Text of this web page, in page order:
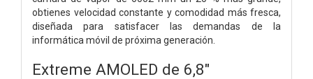
obtienes velocidad constante y comodidad más fresca,
diseñada para satisfacer las demandas de la
informática móvil de próxima generación.
Extreme AMOLED de 6,8"